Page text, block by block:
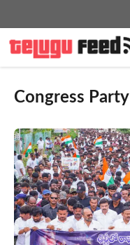
Congress Party